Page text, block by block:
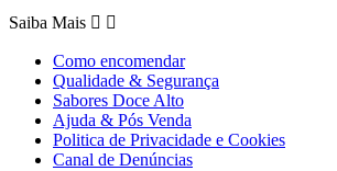
Saiba Mais  
Como encomendar
Qualidade & Segurança
Sabores Doce Alto
Ajuda & Pós Venda
Politica de Privacidade e Cookies
Canal de Denúncias